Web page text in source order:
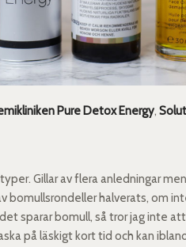
Pure Detox Energy,
Gillar av flera anledningar
bomullsrondeller halverats, om
sparar bomull, så tror jag inte
på läskigt kort tid och kan